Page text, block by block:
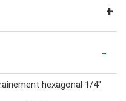
hexagonal 1/4"